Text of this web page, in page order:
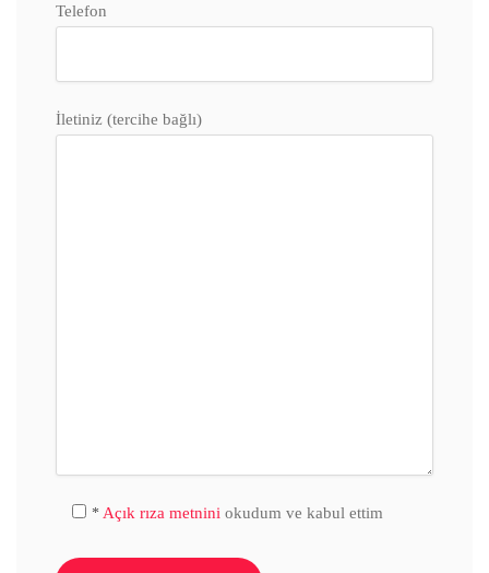
Telefon
İletiniz (tercihe bağlı)
* Açık rıza metnini okudum ve kabul ettim